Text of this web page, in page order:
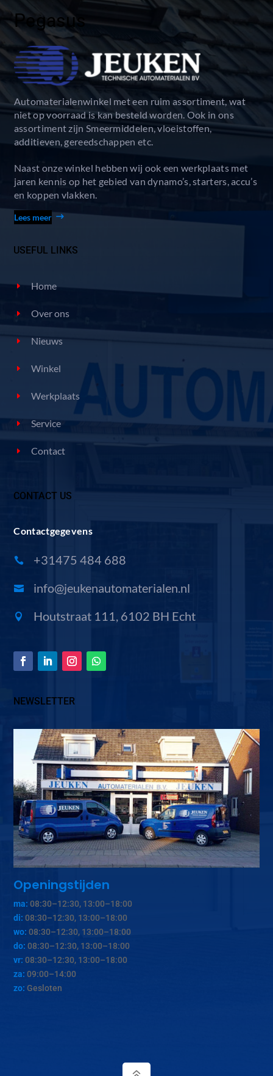
Pegasus
Automaterialenwinkel met een ruim assortiment, wat
niet op voorraad is kan besteld worden. Ook in ons
assortiment zijn Smeermiddelen, vloeistoffen,
additieven, gereedschappen etc.
Naast onze winkel hebben wij ook een werkplaats met
jaren kennis op het gebied van dynamo’s, starters, accu’s
en koppen vlakken.
Lees meer
USEFUL LINKS
Home
Over ons
Nieuws
Winkel
Werkplaats
Service
Contact
CONTACT US
Contactgegevens
 +31475 484 688
 info@jeukenautomaterialen.nl
 Houtstraat 111, 6102 BH Echt
NEWSLETTER
Openingstijden
ma: 08:30–12:30, 13:00–18:00
di: 08:30–12:30, 13:00–18:00
wo: 08:30–12:30, 13:00–18:00
do: 08:30–12:30, 13:00–18:00
vr: 08:30–12:30, 13:00–18:00
za: 09:00–14:00
zo: Gesloten